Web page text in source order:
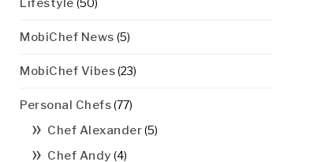
Lifestyle (50)
MobiChef News (5)
MobiChef Vibes(23)
Personal Chefs(77)
Chef Alexander(5)
Chef Andy (4)